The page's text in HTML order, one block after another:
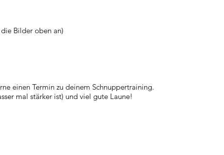
Bilder oben an)
einen Termin zu deinem Schnuppertraining.
mal stärker ist) und viel gute Laune!